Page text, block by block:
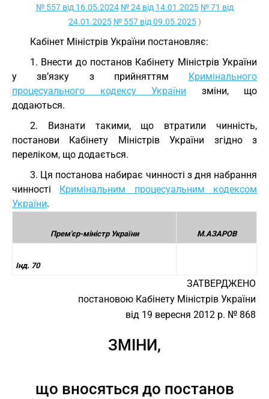
№ 557 від 16.05.2024 № 24 від 14.01.2025 № 71 від
24.01.2025 № 557 від 09.05.2025)
Кабінет Міністрів України постановляє:
1. Внести до постанов Кабінету Міністрів України
у зв’язку з прийняттям Кримінального
процесуального кодексу України зміни, що
додаються.
2. Визнати такими, що втратили чинність,
постанови Кабінету Міністрів України згідно з
переліком, що додається.
3. Ця постанова набирає чинності з дня набрання
чинності Кримінальним процесуальним кодексом
України.
Прем'єр-міністр України М.АЗАРОВ
Інд. 70
ЗАТВЕРДЖЕНО
постановою Кабінету Міністрів України
від 19 вересня 2012 р. № 868
ЗМІНИ,
що вносяться до постанов